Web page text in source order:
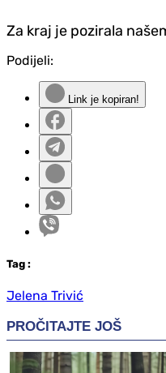
Za kraj je pozirala
Podijeli:
Link je kopiran!
Tag :
Jelena Trivić